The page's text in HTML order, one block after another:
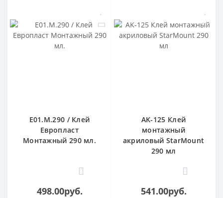
E01.M.290 / Клей
Европласт
Монтажный 290 мл.
0
498.00руб.
AK-125 Клей
монтажный
акриловый StarMount
290 мл
0
541.00руб.